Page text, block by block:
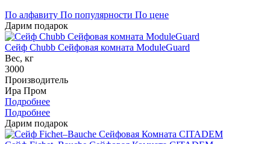
По алфавиту По популярности По цене
Дарим подарок
Сейф Chubb Сейфовая комната ModuleGuard
Вес, кг
3000
Производитель
Ира Пром
Подробнее
Подробнее
Дарим подарок